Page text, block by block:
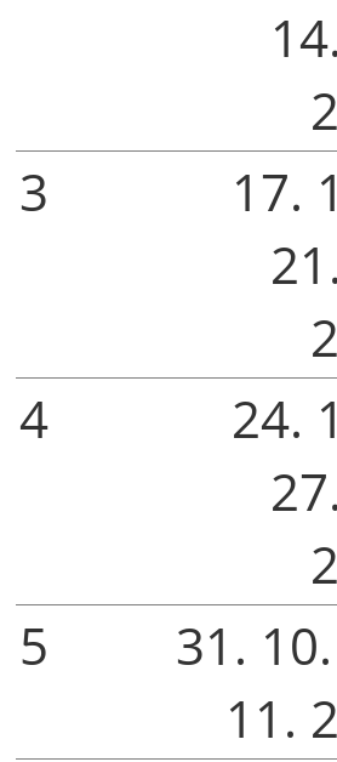
3
17.
4
24.
5
31.
11.